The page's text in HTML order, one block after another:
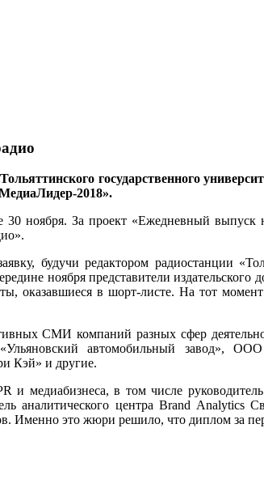
государственного
2018».
30 ноября. За проект «Ежедневный
будучи редактором радиостанции
ноября представители
оказавшиеся в шорт-листе. На тот
СМИ компаний разных сфер
автомобильный завод»,
Кэй» и другие.
медиабизнеса, в том числе
центра Brand Analytics
Именно это жюри решило, что диплом за